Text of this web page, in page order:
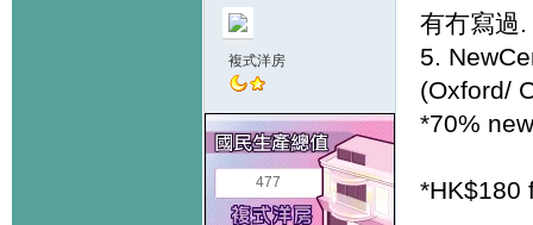
複式洋房
477
有冇寫過
5.
(Oxford/
*70% new
*HK$180